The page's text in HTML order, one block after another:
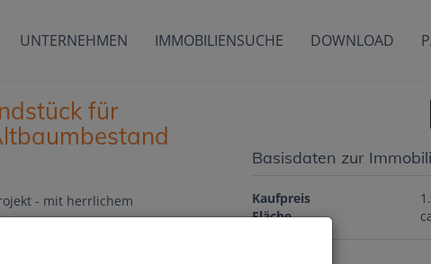
UNTERNEHMEN IMMOBILIENSUCHE DOWNLOAD
für
Basisdaten zur
Kaufpreis
Fläche